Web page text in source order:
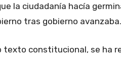
la ciudadanía hacía
tras gobierno avanzaba.
texto constitucional, se ha